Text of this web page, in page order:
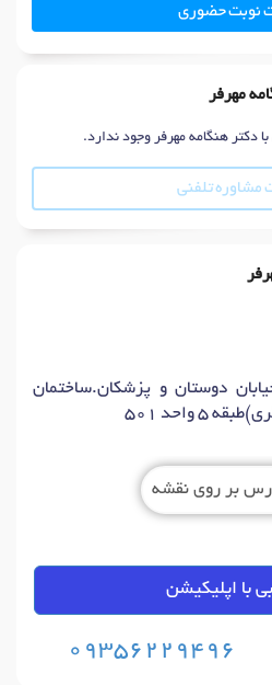
نوبت حضوری
مهرفر
دکتر هنگامه مهرفر وجود ندارد.
مشاوره تلفنی
دوستان و پزشکان.ساختمان
بر روی نقشه
با اپلیکیشن
09356229496